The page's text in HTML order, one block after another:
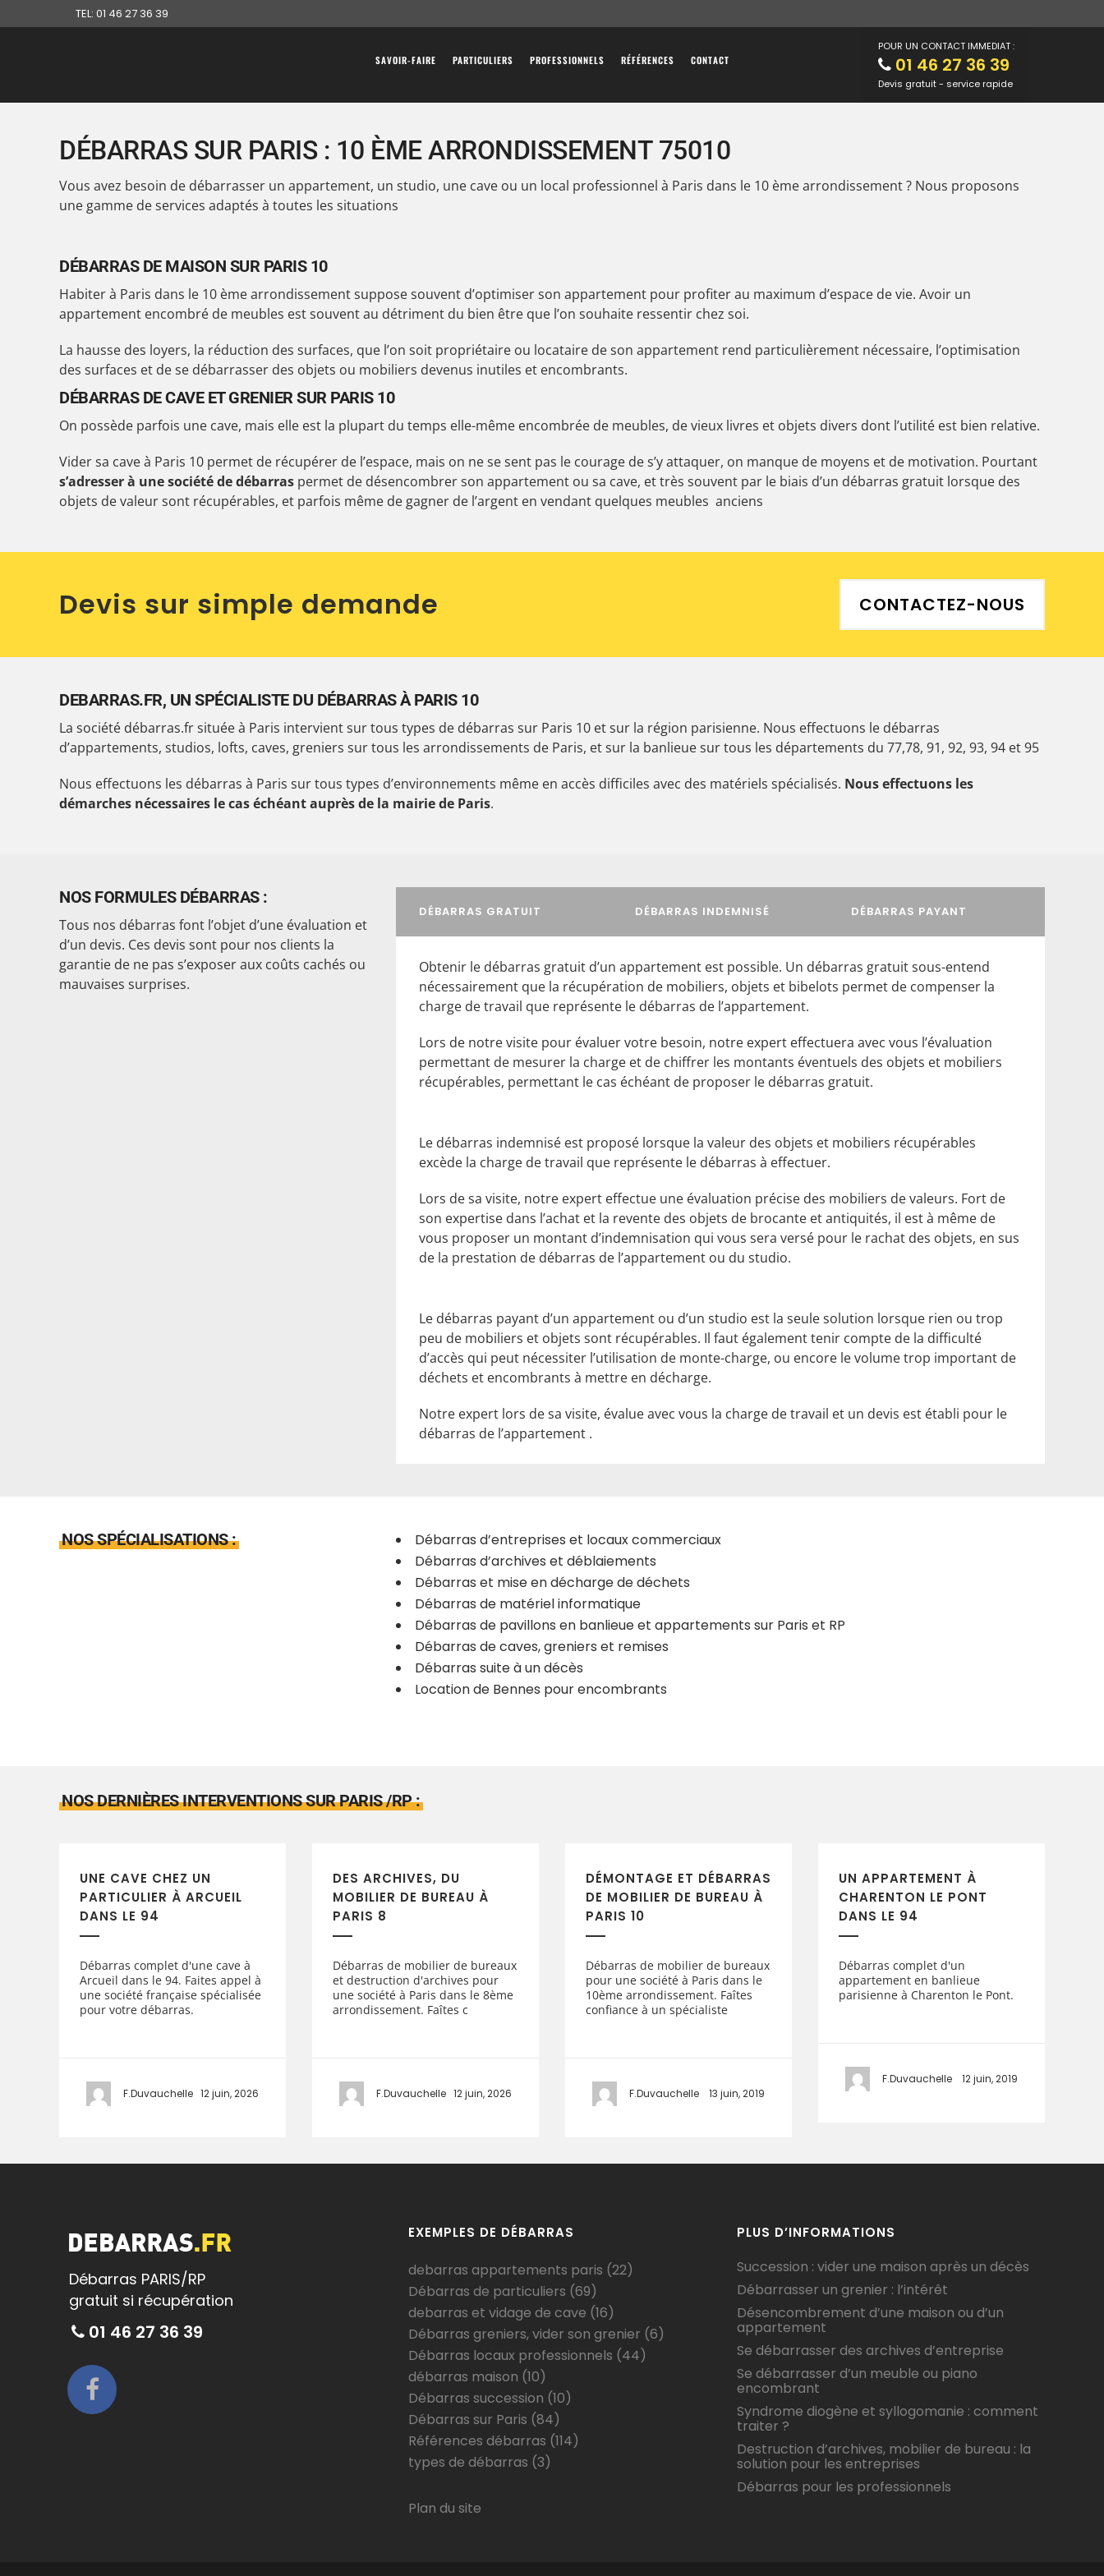
TEL: 01 46 27 36 39
POUR UN CONTACT IMMEDIAT :
01 46 27 36 39
Devis gratuit - service rapide
SAVOIR-FAIRE PARTICULIERS PROFESSIONNELS RÉFÉRENCES CONTACT
DÉBARRAS SUR PARIS : 10 ÈME ARRONDISSEMENT 75010
Vous avez besoin de débarrasser un appartement, un studio, une cave ou un local professionnel à Paris dans le 10 ème arrondissement ? Nous proposons
une gamme de services adaptés à toutes les situations
DÉBARRAS DE MAISON SUR PARIS 10
Habiter à Paris dans le 10 ème arrondissement suppose souvent d’optimiser son appartement pour profiter au maximum d’espace de vie. Avoir un
appartement encombré de meubles est souvent au détriment du bien être que l’on souhaite ressentir chez soi.
La hausse des loyers, la réduction des surfaces, que l’on soit propriétaire ou locataire de son appartement rend particulièrement nécessaire, l’optimisation
des surfaces et de se débarrasser des objets ou mobiliers devenus inutiles et encombrants.
DÉBARRAS DE CAVE ET GRENIER SUR PARIS 10
On possède parfois une cave, mais elle est la plupart du temps elle-même encombrée de meubles, de vieux livres et objets divers dont l’utilité est bien relative.
Vider sa cave à Paris 10 permet de récupérer de l’espace, mais on ne se sent pas le courage de s’y attaquer, on manque de moyens et de motivation. Pourtant
s’adresser à une société de débarras permet de désencombrer son appartement ou sa cave, et très souvent par le biais d’un débarras gratuit lorsque des
objets de valeur sont récupérables, et parfois même de gagner de l’argent en vendant quelques meubles anciens
Devis sur simple demande CONTACTEZ-NOUS
DEBARRAS.FR, UN SPÉCIALISTE DU DÉBARRAS À PARIS 10
La société débarras.fr située à Paris intervient sur tous types de débarras sur Paris 10 et sur la région parisienne. Nous effectuons le débarras
d’appartements, studios, lofts, caves, greniers sur tous les arrondissements de Paris, et sur la banlieue sur tous les départements du 77,78, 91, 92, 93, 94 et 95
Nous effectuons les débarras à Paris sur tous types d’environnements même en accès difficiles avec des matériels spécialisés. Nous effectuons les
démarches nécessaires le cas échéant auprès de la mairie de Paris.
NOS FORMULES DÉBARRAS :
Tous nos débarras font l’objet d’une évaluation et
d’un devis. Ces devis sont pour nos clients la
garantie de ne pas s’exposer aux coûts cachés ou
mauvaises surprises.
DÉBARRAS GRATUIT DÉBARRAS INDEMNISÉ DÉBARRAS PAYANT
Obtenir le débarras gratuit d’un appartement est possible. Un débarras gratuit sous-entend
nécessairement que la récupération de mobiliers, objets et bibelots permet de compenser la
charge de travail que représente le débarras de l’appartement.
Lors de notre visite pour évaluer votre besoin, notre expert effectuera avec vous l’évaluation
permettant de mesurer la charge et de chiffrer les montants éventuels des objets et mobiliers
récupérables, permettant le cas échéant de proposer le débarras gratuit.
Le débarras indemnisé est proposé lorsque la valeur des objets et mobiliers récupérables
excède la charge de travail que représente le débarras à effectuer.
Lors de sa visite, notre expert effectue une évaluation précise des mobiliers de valeurs. Fort de
son expertise dans l’achat et la revente des objets de brocante et antiquités, il est à même de
vous proposer un montant d’indemnisation qui vous sera versé pour le rachat des objets, en sus
de la prestation de débarras de l’appartement ou du studio.
Le débarras payant d’un appartement ou d’un studio est la seule solution lorsque rien ou trop
peu de mobiliers et objets sont récupérables. Il faut également tenir compte de la difficulté
d’accès qui peut nécessiter l’utilisation de monte-charge, ou encore le volume trop important de
déchets et encombrants à mettre en décharge.
Notre expert lors de sa visite, évalue avec vous la charge de travail et un devis est établi pour le
débarras de l’appartement .
NOS SPÉCIALISATIONS :
Débarras d’entreprises et locaux commerciaux
Débarras d’archives et déblaiements
Débarras et mise en décharge de déchets
Débarras de matériel informatique
Débarras de pavillons en banlieue et appartements sur Paris et RP
Débarras de caves, greniers et remises
Débarras suite à un décès
Location de Bennes pour encombrants
NOS DERNIÈRES INTERVENTIONS SUR PARIS /RP :
UNE CAVE CHEZ UN
PARTICULIER À ARCUEIL
DANS LE 94
Débarras complet d'une cave à
Arcueil dans le 94. Faites appel à
une société française spécialisée
pour votre débarras.
F.Duvauchelle 12 juin, 2026
DES ARCHIVES, DU
MOBILIER DE BUREAU À
PARIS 8
Débarras de mobilier de bureaux
et destruction d'archives pour
une société à Paris dans le 8ème
arrondissement. Faîtes c
F.Duvauchelle 12 juin, 2026
DÉMONTAGE ET DÉBARRAS
DE MOBILIER DE BUREAU À
PARIS 10
Débarras de mobilier de bureaux
pour une société à Paris dans le
10ème arrondissement. Faîtes
confiance à un spécialiste
F.Duvauchelle 13 juin, 2019
UN APPARTEMENT À
CHARENTON LE PONT
DANS LE 94
Débarras complet d'un
appartement en banlieue
parisienne à Charenton le Pont.
F.Duvauchelle 12 juin, 2019
Débarras PARIS/RP
gratuit si récupération
01 46 27 36 39
EXEMPLES DE DÉBARRAS
debarras appartements paris (22)
Débarras de particuliers (69)
debarras et vidage de cave (16)
Débarras greniers, vider son grenier (6)
Débarras locaux professionnels (44)
débarras maison (10)
Débarras succession (10)
Débarras sur Paris (84)
Références débarras (114)
types de débarras (3)
Plan du site
PLUS D’INFORMATIONS
Succession : vider une maison après un décès
Débarrasser un grenier : l’intérêt
Désencombrement d’une maison ou d’un
appartement
Se débarrasser des archives d’entreprise
Se débarrasser d’un meuble ou piano
encombrant
Syndrome diogène et syllogomanie : comment
traiter ?
Destruction d’archives, mobilier de bureau : la
solution pour les entreprises
Débarras pour les professionnels